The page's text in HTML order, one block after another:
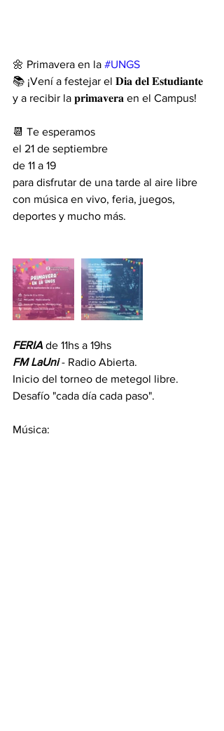
🌼 Primavera en la #UNGS
📚 ¡Vení a festejar el 𝐃𝐢𝐚 𝐝𝐞𝐥 𝐄𝐬𝐭𝐮𝐝𝐢𝐚𝐧𝐭𝐞
y a recibir la 𝐩𝐫𝐢𝐦𝐚𝐯𝐞𝐫𝐚 en el Campus!
📆 Te esperamos
el 21 de septiembre
de 11 a 19
para disfrutar de una tarde al aire libre
con música en vivo, feria, juegos,
deportes y mucho más.
FERIA de 11hs a 19hs
FM LaUni - Radio Abierta.
Inicio del torneo de metegol libre.
Desafío "cada día cada paso".
Música: